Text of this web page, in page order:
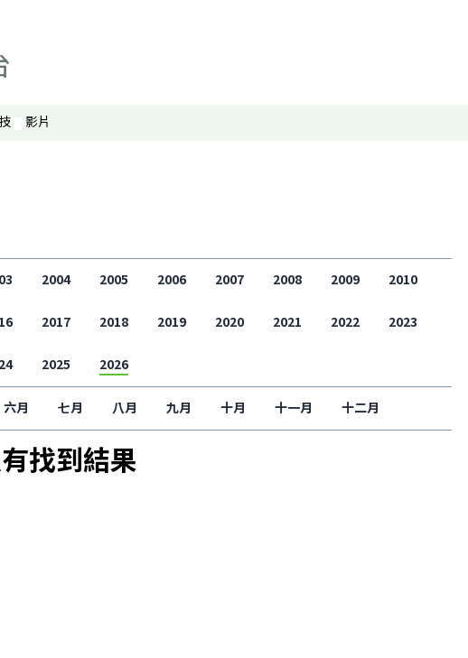
影片
顯示 關於我們 個子版面
聲音資料
聽眾報料
2004 2005 2006 2007 2008 2009 2010
2017 2018 2019 2020 2021 2022 2023
2025 2026
六月 七月 八月 九月 十月 十一月 十二月
找到結果